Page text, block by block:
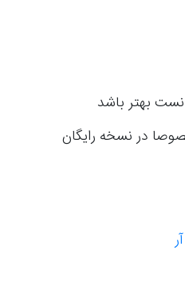
بهتر باشد
در نسخه رایگان